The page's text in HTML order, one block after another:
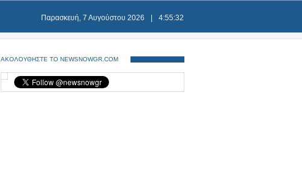
Παρασκευή, 7 Αυγούστου 2026 4:55:32
ΑΚΟΛΟΥΘΗΣΤΕ ΤΟ NEWSNOWGR.COM